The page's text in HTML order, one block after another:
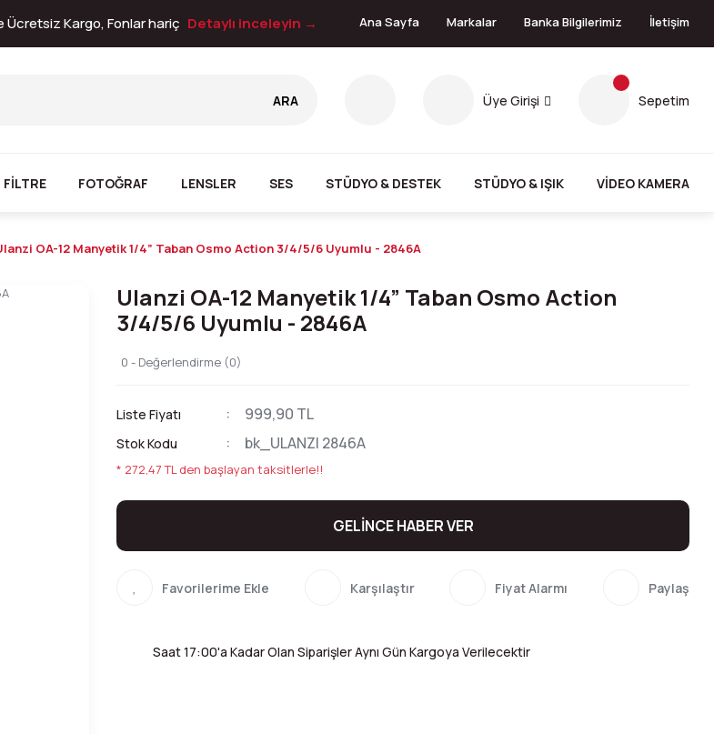
Ücretsiz Kargo, Fonlar hariç Detaylı inceleyin → Ana Sayfa Markalar Banka Bilgilerimiz İletişim
ARA Üye Girişi Sepetim
FİLTRE FOTOĞRAF LENSLER SES STÜDYO & DESTEK STÜDYO & IŞIK VİDEO KAMERA
OA-12 Manyetik 1/4” Taban Osmo Action 3/4/5/6 Uyumlu - 2846A
Ulanzi OA-12 Manyetik 1/4” Taban Osmo Action
3/4/5/6 Uyumlu - 2846A
0 - Değerlendirme (0)
Liste Fiyatı 999,90 TL
Stok Kodu bk_ULANZI 2846A
* 272,47 TL den başlayan taksitlerle!!
GELİNCE HABER VER
Karşılaştır Fiyat Alarmı Paylaş
Saat 17:00'a Kadar Olan Siparişler Aynı Gün Kargoya Verilecektir